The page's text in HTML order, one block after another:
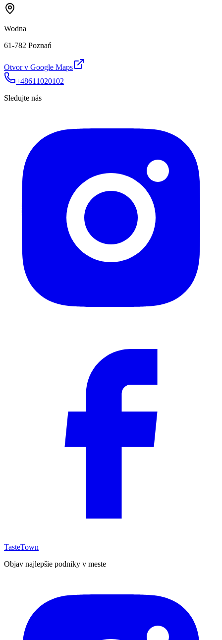
Wodna
61-782 Poznań
Otvor v Google Maps
+48611020102
Sledujte nás
TasteTown
Objav najlepšie podniky v meste